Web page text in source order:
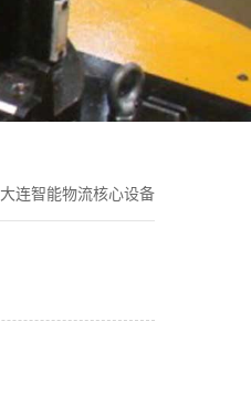
大连智能物流核心设备